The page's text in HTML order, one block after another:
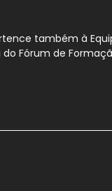
também à
Fórum de